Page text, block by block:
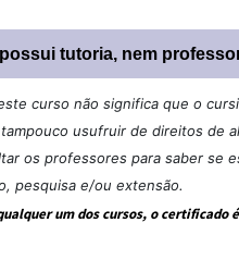
tutoria, nem
curso não significa que o
usufruir de direitos de
os professores para saber se
pesquisa e/ou extensão.
um dos cursos, o certificado